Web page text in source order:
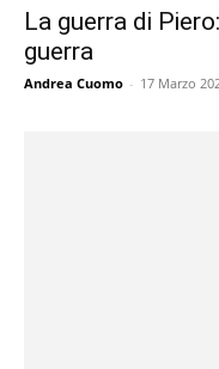
La guerra di
guerra
Andrea Cuomo - 17 Marzo